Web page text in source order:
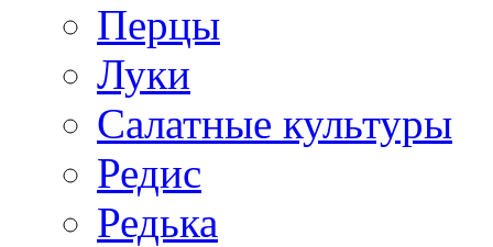
Перцы
Луки
Салатные культуры
Редис
Редька